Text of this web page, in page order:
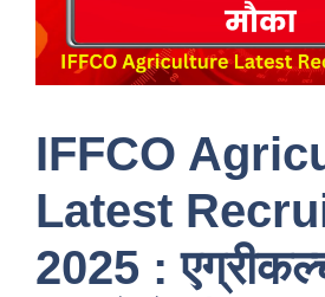
IFFCO
Latest
2025 :